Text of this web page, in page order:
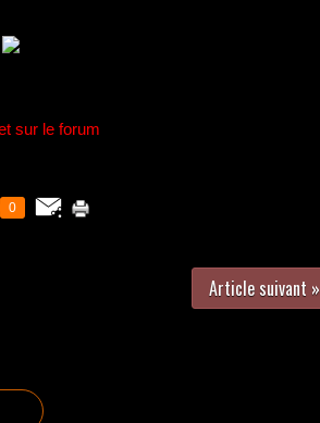
sur le forum
0
Article suivant »